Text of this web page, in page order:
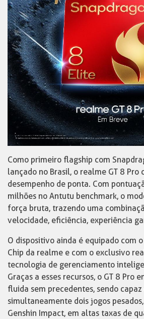
Como primeiro flagship com
lançado no Brasil, o realme GT 8
desempenho de ponta. Com
milhões no Antutu benchmark, o
força bruta, trazendo uma
velocidade, eficiência, experiência
O dispositivo ainda é equipado com o
Chip da realme e com o exclusivo
tecnologia de gerenciamento
Graças a esses recursos, o GT 8 Pro
fluida sem precedentes, sendo
simultaneamente dois jogos pesados,
Genshin Impact, em altas taxas de